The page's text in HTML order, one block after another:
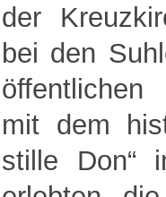
der
bei den
mit dem
stille Don“